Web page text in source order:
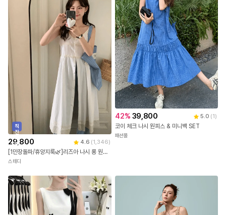
직
진
배
송
29,800 4.6 (1,346)
[1만장돌파/휴양지룩🌿]리즈아 나시 롱 원피스 레이어드원피스 직진배송
스테디
42% 39,800 5.0 (1 )
코이 체크 나시 원피스 & 미니백 SET
패션풀